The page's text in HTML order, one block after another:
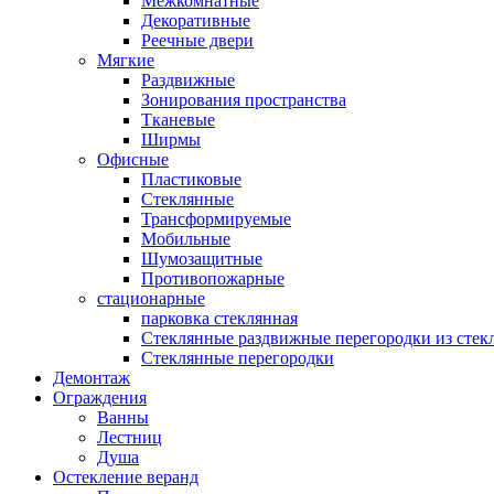
Декоративные
Реечные двери
Мягкие
Раздвижные
Зонирования пространства
Тканевые
Ширмы
Офисные
Пластиковые
Стеклянные
Трансформируемые
Мобильные
Шумозащитные
Противопожарные
стационарные
парковка стеклянная
Стеклянные раздвижные перегородки из
Стеклянные перегородки
Демонтаж
Ограждения
Ванны
Лестниц
Душа
Остекление веранд